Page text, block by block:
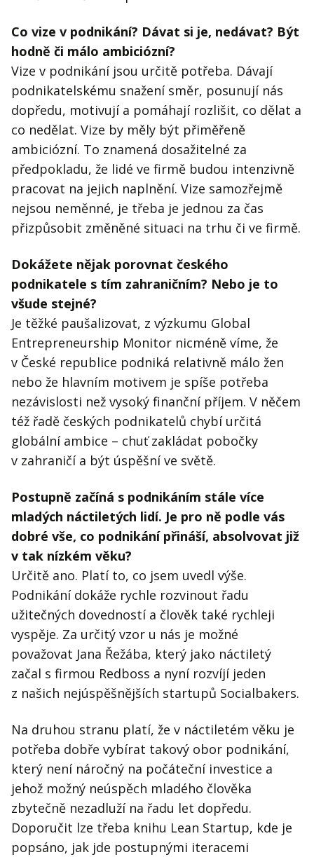
Co vize v podnikání? Dávat si je, nedávat? Být
hodně či málo ambiciózní?
Vize v podnikání jsou určitě potřeba. Dávají
podnikatelskému snažení směr, posunují nás
dopředu, motivují a pomáhají rozlišit, co dělat a
co nedělat. Vize by měly být přiměřeně
ambiciózní. To znamená dosažitelné za
předpokladu, že lidé ve firmě budou intenzivně
pracovat na jejich naplnění. Vize samozřejmě
nejsou neměnné, je třeba je jednou za čas
přizpůsobit změněné situaci na trhu či ve firmě.
Dokážete nějak porovnat českého
podnikatele s tím zahraničním? Nebo je to
všude stejné?
Je těžké paušalizovat, z výzkumu Global
Entrepreneurship Monitor nicméně víme, že
v České republice podniká relativně málo žen
nebo že hlavním motivem je spíše potřeba
nezávislosti než vysoký finanční příjem. V něčem
též řadě českých podnikatelů chybí určitá
globální ambice – chuť zakládat pobočky
v zahraničí a být úspěšní ve světě.
Postupně začíná s podnikáním stále více
mladých náctiletých lidí. Je pro ně podle vás
dobré vše, co podnikání přináší, absolvovat již
v tak nízkém věku?
Určitě ano. Platí to, co jsem uvedl výše.
Podnikání dokáže rychle rozvinout řadu
užitečných dovedností a člověk také rychleji
vyspěje. Za určitý vzor u nás je možné
považovat Jana Řežába, který jako náctiletý
začal s firmou Redboss a nyní rozvíjí jeden
z našich nejúspěšnějších startupů Socialbakers.
Na druhou stranu platí, že v náctiletém věku je
potřeba dobře vybírat takový obor podnikání,
který není náročný na počáteční investice a
jehož možný neúspěch mladého člověka
zbytečně nezadluží na řadu let dopředu.
Doporučit lze třeba knihu Lean Startup, kde je
popsáno, jak jde postupnými iteracemi